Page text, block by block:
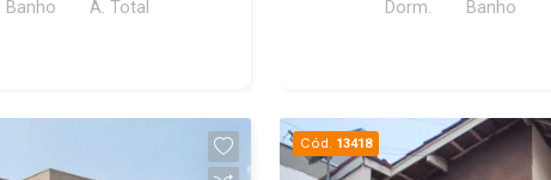
Banho A. Total Dorm. Banho
Cód. 13418